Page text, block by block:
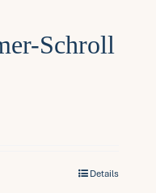
Schroll
Details